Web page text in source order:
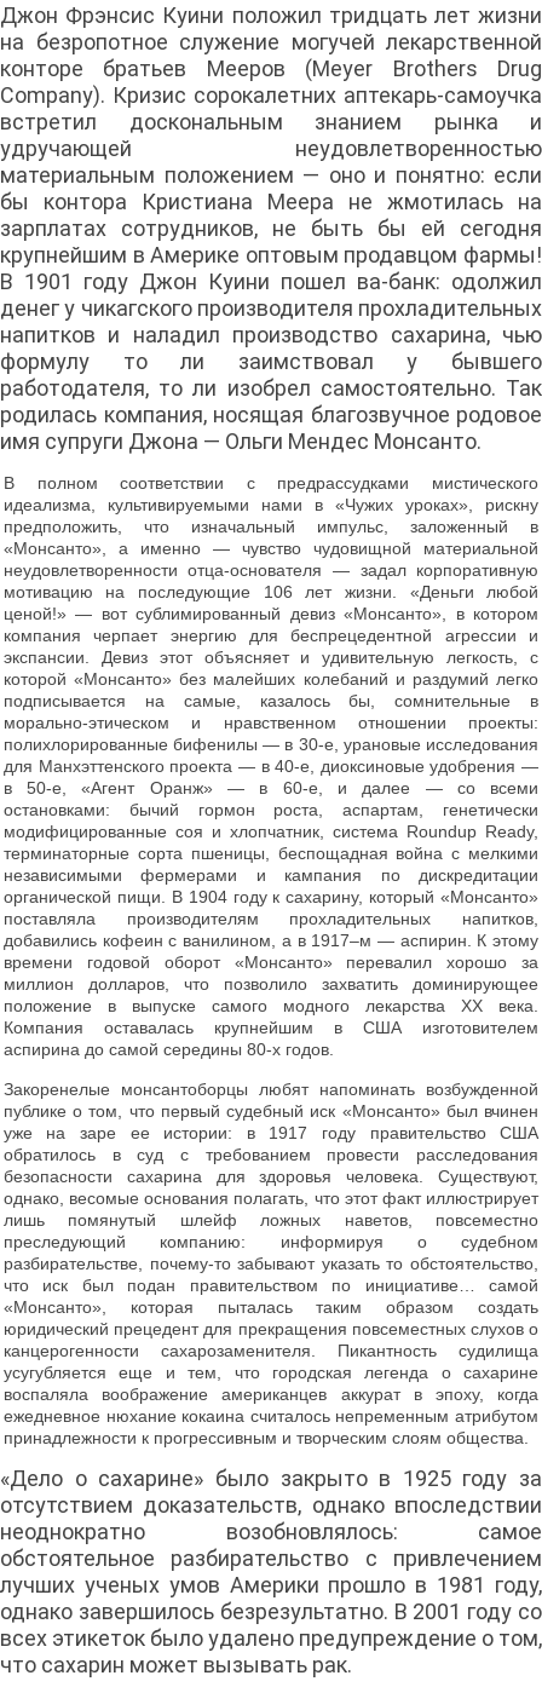
Джон Фрэнсис Куини положил тридцать лет жизни
на безропотное служение могучей лекарственной
конторе братьев Мееров (Meyer Brothers Drug
Company). Кризис сорокалетних аптекарь-самоучка
встретил доскональным знанием рынка и
удручающей неудовлетворенностью
материальным положением — оно и понятно: если
бы контора Кристиана Меера не жмотилась на
зарплатах сотрудников, не быть бы ей сегодня
крупнейшим в Америке оптовым продавцом фармы!
В 1901 году Джон Куини пошел ва-банк: одолжил
денег у чикагского производителя прохладительных
напитков и наладил производство сахарина, чью
формулу то ли заимствовал у бывшего
работодателя, то ли изобрел самостоятельно. Так
родилась компания, носящая благозвучное родовое
имя супруги Джона — Ольги Мендес Монсанто.
В полном соответствии с предрассудками мистического
идеализма, культивируемыми нами в «Чужих уроках», рискну
предположить, что изначальный импульс, заложенный в
«Монсанто», а именно — чувство чудовищной материальной
неудовлетворенности отца-основателя — задал корпоративную
мотивацию на последующие 106 лет жизни. «Деньги любой
ценой!» — вот сублимированный девиз «Монсанто», в котором
компания черпает энергию для беспрецедентной агрессии и
экспансии. Девиз этот объясняет и удивительную легкость, с
которой «Монсанто» без малейших колебаний и раздумий легко
подписывается на самые, казалось бы, сомнительные в
морально-этическом и нравственном отношении проекты:
полихлорированные бифенилы — в 30-е, урановые исследования
для Манхэттенского проекта — в 40-е, диоксиновые удобрения —
в 50-е, «Агент Оранж» — в 60-е, и далее — со всеми
остановками: бычий гормон роста, аспартам, генетически
модифицированные соя и хлопчатник, система Roundup Ready,
терминаторные сорта пшеницы, беспощадная война с мелкими
независимыми фермерами и кампания по дискредитации
органической пищи. В 1904 году к сахарину, который «Монсанто»
поставляла производителям прохладительных напитков,
добавились кофеин с ванилином, а в 1917–м — аспирин. К этому
времени годовой оборот «Монсанто» перевалил хорошо за
миллион долларов, что позволило захватить доминирующее
положение в выпуске самого модного лекарства XX века.
Компания оставалась крупнейшим в США изготовителем
аспирина до самой середины 80-х годов.
Закоренелые монсантоборцы любят напоминать возбужденной
публике о том, что первый судебный иск «Монсанто» был вчинен
уже на заре ее истории: в 1917 году правительство США
обратилось в суд с требованием провести расследования
безопасности сахарина для здоровья человека. Существуют,
однако, весомые основания полагать, что этот факт иллюстрирует
лишь помянутый шлейф ложных наветов, повсеместно
преследующий компанию: информируя о судебном
разбирательстве, почему-то забывают указать то обстоятельство,
что иск был подан правительством по инициативе… самой
«Монсанто», которая пыталась таким образом создать
юридический прецедент для прекращения повсеместных слухов о
канцерогенности сахарозаменителя. Пикантность судилища
усугубляется еще и тем, что городская легенда о сахарине
воспаляла воображение американцев аккурат в эпоху, когда
ежедневное нюхание кокаина считалось непременным атрибутом
принадлежности к прогрессивным и творческим слоям общества.
«Дело о сахарине» было закрыто в 1925 году за
отсутствием доказательств, однако впоследствии
неоднократно возобновлялось: самое
обстоятельное разбирательство с привлечением
лучших ученых умов Америки прошло в 1981 году,
однако завершилось безрезультатно. В 2001 году со
всех этикеток было удалено предупреждение о том,
что сахарин может вызывать рак.